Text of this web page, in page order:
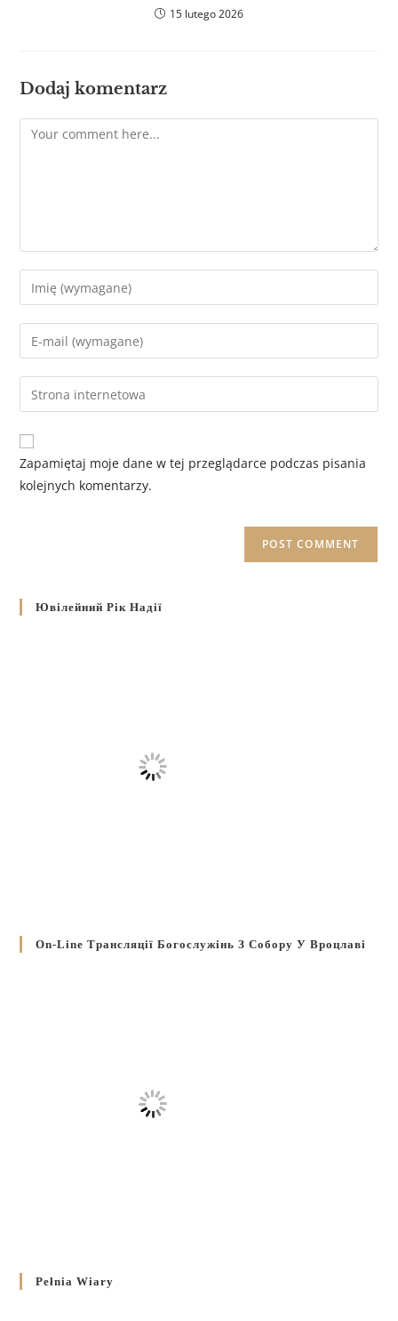
15 lutego 2026
Dodaj komentarz
Zapamiętaj moje dane w tej przeglądarce podczas pisania
kolejnych komentarzy.
Ювілейний Рік Надії
On-Line Трансляції Богослужінь З Собору У Вроцлаві
Pełnia Wiary